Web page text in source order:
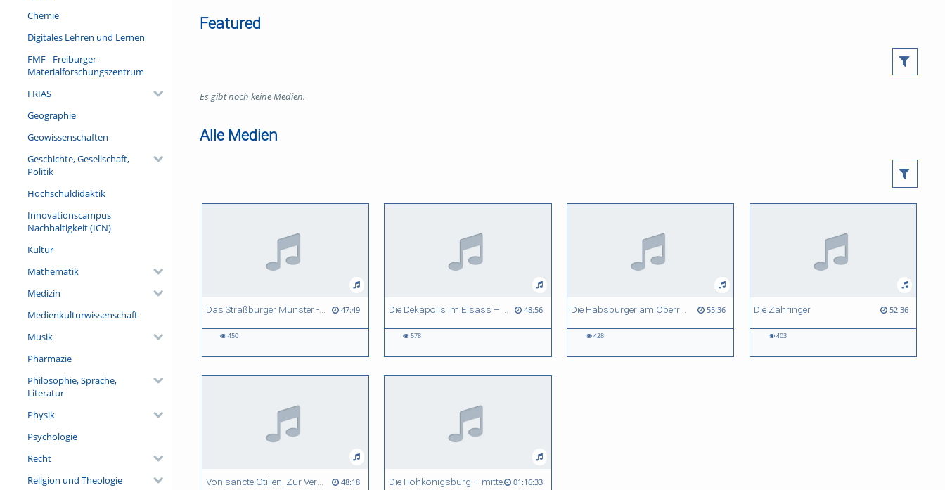
Chemie
Digitales Lehren und Lernen
FMF - Freiburger
Materialforschungszentrum
FRIAS
Geographie
Geowissenschaften
Geschichte, Gesellschaft,
Politik
Hochschuldidaktik
Innovationscampus
Nachhaltigkeit (ICN)
Kultur
Mathematik
Medizin
Medienkulturwissenschaft
Musik
Pharmazie
Philosophie, Sprache,
Literatur
Physik
Psychologie
Recht
Religion und Theologie
Featured
Es gibt noch keine Medien.
Alle Medien
Das Straßburger Münster - multipler Erinnerungsort vom Mittelalter bis heute 47:49
47:49 duration
450
Die Dekapolis im Elsass – Reichsstädtische Vergangenheiten 48:56
48:56 duration
578
Die Habsburger am Oberrhein – von der Geschichte zur Erinnerung 55:36
55:36 duration
428
Die Zähringer 52:36
52:36 duration
403
Von sancte Otilien. Zur Verehrung der heiligen Ottilie beiderseits des Oberrheins 48:18
48:18 duration Die Hohkönigsburg – mittelalterlicher Burgenbau im Zeitalter des Nationalismus 01:16:33
01:16:33 duration